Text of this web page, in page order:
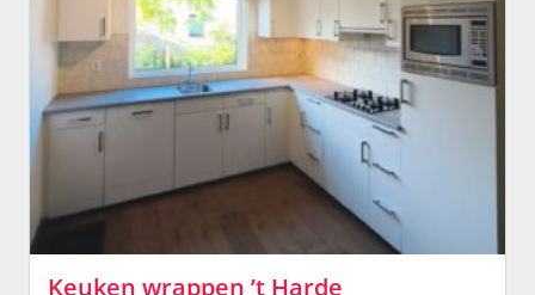
Keuken wrappen ’t Harde